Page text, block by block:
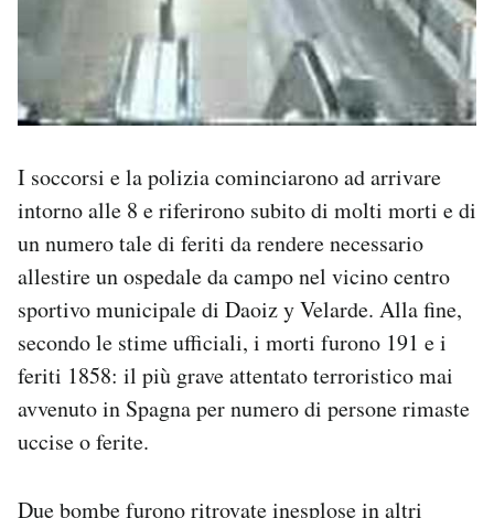
I soccorsi e la polizia cominciarono ad arrivare
intorno alle 8 e riferirono subito di molti morti e di
un numero tale di feriti da rendere necessario
allestire un ospedale da campo nel vicino centro
sportivo municipale di Daoiz y Velarde. Alla fine,
secondo le stime ufficiali, i morti furono 191 e i
feriti 1858: il più grave attentato terroristico mai
avvenuto in Spagna per numero di persone rimaste
uccise o ferite.
Due bombe furono ritrovate inesplose in altri